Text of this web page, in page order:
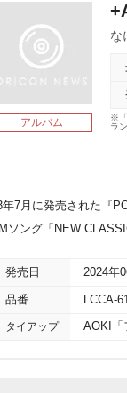
アルバム
な
※「
ラ
年7月に発売された『
ソング「NEW
発売日 2024年
品番 LCCA-
タイアップ AOKI「